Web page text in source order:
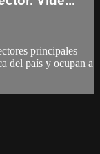
principales
del país y ocupan a